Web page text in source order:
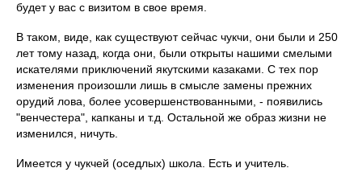
будет у вас с визитом в свое время.
В таком, виде, как существуют сейчас чукчи, они были и 250
лет тому назад, когда они, были открыты нашими смелыми
искателями приключений якутскими казаками. С тех пор
изменения произошли лишь в смысле замены прежних
орудий лова, более усовершенствованными, - появились
"венчестера", капканы и т.д. Остальной же образ жизни не
изменился, ничуть.
Имеется у чукчей (оседлых) школа. Есть и учитель.